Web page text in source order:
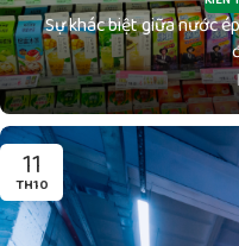
Sự khác biệt giữa nước
11
TH10